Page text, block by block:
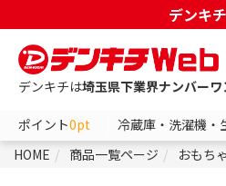
デンキ
デンキチは埼玉県下業界ナンバー
ポイント0pt 冷蔵庫・洗濯機・
HOME
商品一覧ページ おもち